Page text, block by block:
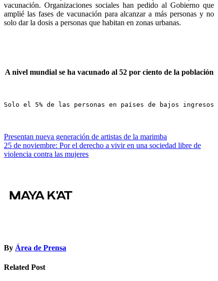
vacunación. Organizaciones sociales han pedido al Gobierno que
amplié las fases de vacunación para alcanzar a más personas y no
solo dar la dosis a personas que habitan en zonas urbanas.
A nivel mundial se ha vacunado al 52 por ciento de la población
Solo el 5% de las personas en países de bajos
Navegación
de
Presentan nueva generación de artistas de la marimba
25 de noviembre: Por el derecho a vivir en una sociedad libre de
violencia contra las mujeres
By Área de Prensa
Related Post